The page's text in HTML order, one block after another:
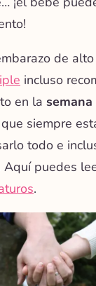
de
incluso
en la semana
siempre
todo e
Aquí puedes
.